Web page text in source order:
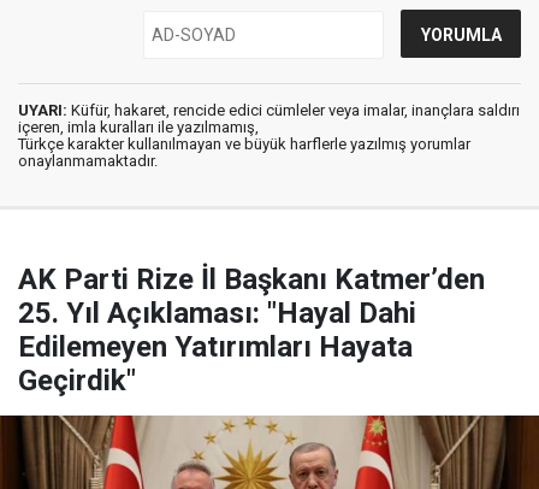
UYARI: Küfür, hakaret, rencide edici cümleler veya imalar, inançlara saldırı
içeren, imla kuralları ile yazılmamış,
Türkçe karakter kullanılmayan ve büyük harflerle yazılmış yorumlar
onaylanmamaktadır.
AK Parti Rize İl Başkanı Katmer’den
25. Yıl Açıklaması: "Hayal Dahi
Edilemeyen Yatırımları Hayata
Geçirdik"